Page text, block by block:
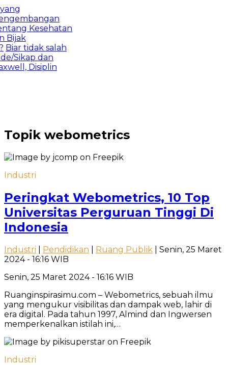
Kesehatan
Biar tidak salah
Sikap dan
Disiplin
Topik webometrics
Industri
Peringkat Webometrics, 10 Top
Universitas Perguruan Tinggi Di
Indonesia
Industri Pendidikan Ruang Publik | Senin, 25 Maret
2024 - 16:16 WIB
Senin, 25 Maret 2024 - 16:16 WIB
Ruanginspirasimu.com – Webometrics, sebuah ilmu
yang mengukur visibilitas dan dampak web, lahir di
era digital. Pada tahun 1997, Almind dan Ingwersen
memperkenalkan istilah ini,…
Industri